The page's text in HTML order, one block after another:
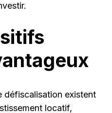
défiscalisation existent
locatif,